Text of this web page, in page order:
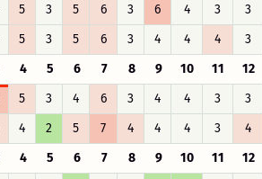
5 3 5 6 3 6 4 3 3
5 3 5 6 3 4 4 4 3
4 5 6 7 8 9 10 11 12
5 3 4 6 3 4 4 3 3
4 2 5 7 4 4 4 3 4
4 5 6 7 8 9 10 11 12